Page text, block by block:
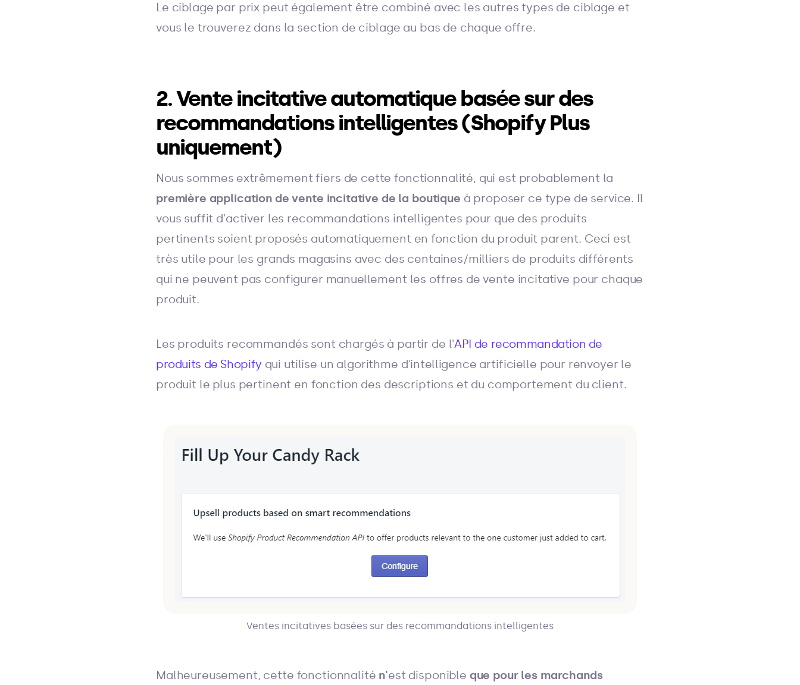
Le ciblage par prix peut également être combiné avec les autres types de ciblage et
vous le trouverez dans la section de ciblage au bas de chaque offre.
2. Vente incitative automatique basée sur des
recommandations intelligentes (Shopify Plus
uniquement)
Nous sommes extrêmement fiers de cette fonctionnalité, qui est probablement la
première application de vente incitative de la boutique à proposer ce type de service. Il
vous suffit d'activer les recommandations intelligentes pour que des produits
pertinents soient proposés automatiquement en fonction du produit parent. Ceci est
très utile pour les grands magasins avec des centaines/milliers de produits différents
qui ne peuvent pas configurer manuellement les offres de vente incitative pour chaque
produit.
Les produits recommandés sont chargés à partir de l'API de recommandation de
produits de Shopify qui utilise un algorithme d'intelligence artificielle pour renvoyer le
produit le plus pertinent en fonction des descriptions et du comportement du client.
Ventes incitatives basées sur des recommandations intelligentes
Malheureusement, cette fonctionnalité n'est disponible que pour les marchands